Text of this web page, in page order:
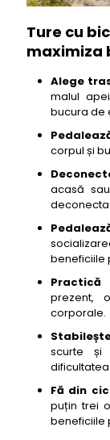
Ture cu
maximiza
Alege
malul
bucura de
corpul și
acasă
deconecta
beneficiile
Practică
prezent,
corporale.
scurte și
dificultatea.
Fă din
puțin trei
beneficiile